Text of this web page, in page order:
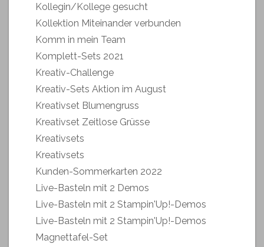
Kollegin/Kollege gesucht
Kollektion Miteinander verbunden
Komm in mein Team
Komplett-Sets 2021
Kreativ-Challenge
Kreativ-Sets Aktion im August
Kreativset Blumengruss
Kreativset Zeitlose Grüsse
Kreativsets
Kreativsets
Kunden-Sommerkarten 2022
Live-Basteln mit 2 Demos
Live-Basteln mit 2 Stampin'Up!-Demos
Live-Basteln mit 2 Stampin'Up!-Demos
Magnettafel-Set